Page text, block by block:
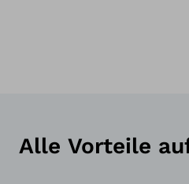
Alle Vorteile